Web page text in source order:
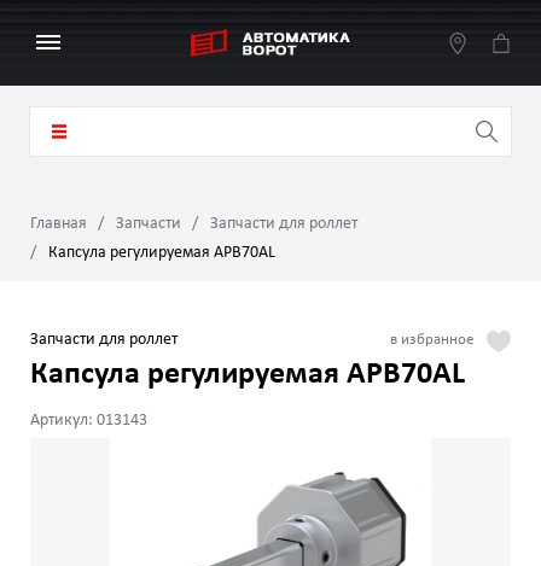
Главная Запчасти
Запчасти для роллет
Капсула регулируемая APB70AL
Запчасти для роллет
Капсула регулируемая APB70AL
Артикул: 013143